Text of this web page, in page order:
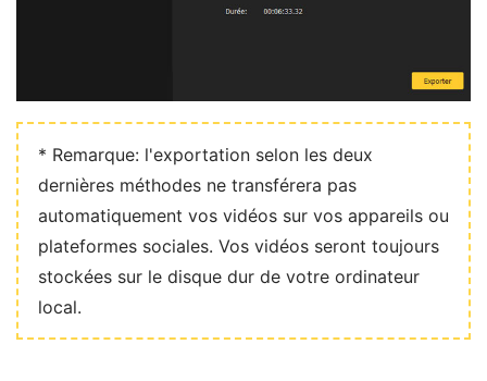
* Remarque: l'exportation selon les deux
dernières méthodes ne transférera pas
automatiquement vos vidéos sur vos appareils ou
plateformes sociales. Vos vidéos seront toujours
stockées sur le disque dur de votre ordinateur
local.